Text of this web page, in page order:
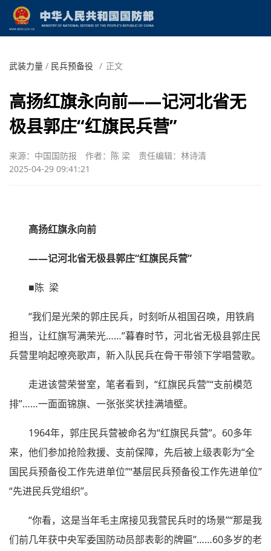
武装力量 / 民兵预备役 / 正文
高扬红旗永向前——记河北省无
极县郭庄“红旗民兵营”
来源：中国国防报 作者：陈 梁
责任编辑：林诗清
2025-04-29 09:41:21
高扬红旗永向前
——记河北省无极县郭庄“红旗民兵营”
■陈 梁
“我们是光荣的郭庄民兵，时刻听从祖国召唤，用铁肩
担当，让红旗写满荣光……”暮春时节，河北省无极县郭庄民
兵营里响起嘹亮歌声，新入队民兵在骨干带领下学唱营歌。
走进该营荣誉室，笔者看到，“红旗民兵营”“支前模范
排”……一面面锦旗、一张张奖状挂满墙壁。
1964年，郭庄民兵营被命名为“红旗民兵营”。60多年
来，他们参加抢险救援、支前保障，先后被上级表彰为“全
国民兵预备役工作先进单位”“基层民兵预备役工作先进单位”
“先进民兵党组织”。
“你看，这是当年毛主席接见我营民兵时的场景”“那是我
们前几年获中央军委国防动员部表彰的牌匾”……60多岁的老